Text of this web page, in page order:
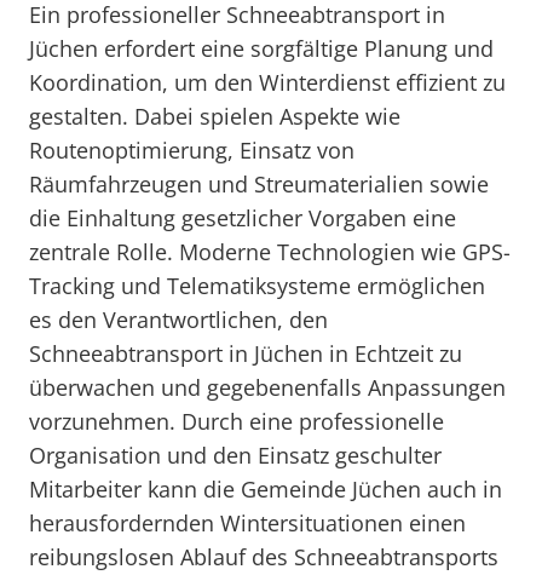
Ein professioneller Schneeabtransport in
Jüchen erfordert eine sorgfältige Planung und
Koordination, um den Winterdienst effizient zu
gestalten. Dabei spielen Aspekte wie
Routenoptimierung, Einsatz von
Räumfahrzeugen und Streumaterialien sowie
die Einhaltung gesetzlicher Vorgaben eine
zentrale Rolle. Moderne Technologien wie GPS-
Tracking und Telematiksysteme ermöglichen
es den Verantwortlichen, den
Schneeabtransport in Jüchen in Echtzeit zu
überwachen und gegebenenfalls Anpassungen
vorzunehmen. Durch eine professionelle
Organisation und den Einsatz geschulter
Mitarbeiter kann die Gemeinde Jüchen auch in
herausfordernden Wintersituationen einen
reibungslosen Ablauf des Schneeabtransports